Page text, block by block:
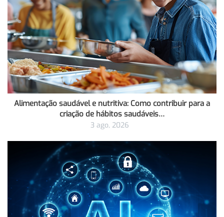
Alimentação saudável e nutritiva: Como contribuir para a
criação de hábitos saudáveis…
3 ago, 2026